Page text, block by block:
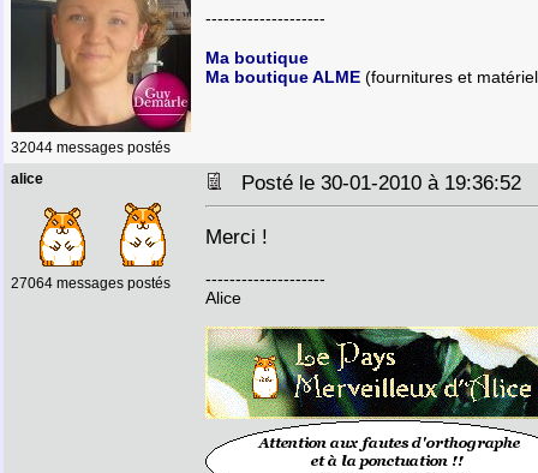
32044 messages postés
--------------------
Ma boutique
Ma boutique ALME (fournitures et
alice
27064 messages postés
Posté le 30-01-2010 à 19:36:52
Merci !
--------------------
Alice